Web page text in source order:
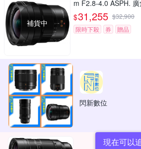
補貨中
m F2.8-4.0 ASPH.
$31,255 $32,900
限時下殺
券 贈品
閃新數位
現在可以